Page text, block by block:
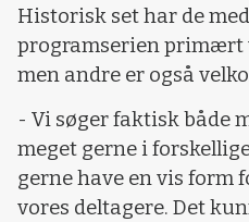
Historisk set har de
programserien
men andre er også
- Vi søger faktisk både
meget gerne i
gerne have en vis form
vores deltagere. Det